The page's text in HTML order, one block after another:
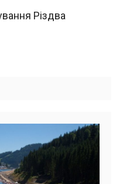
Різдва